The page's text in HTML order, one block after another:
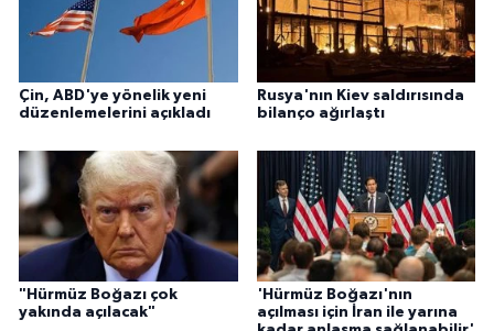
Çin, ABD'ye yönelik yeni
düzenlemelerini açıkladı
Rusya'nın Kiev saldırısında
bilanço ağırlaştı
"Hürmüz Boğazı çok
yakında açılacak"
'Hürmüz Boğazı'nın
açılması için İran ile yarına